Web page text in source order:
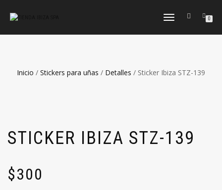
CAMBIAR
0
Inicio / Stickers para uñas / Detalles / Sticker Ibiza STZ-139
STICKER IBIZA STZ-139
$300